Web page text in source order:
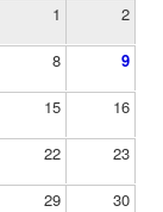
1 2
8 9
15 16
22 23
29 30